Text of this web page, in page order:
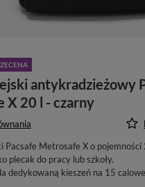
antykradzieżowy
X 20 l - czarny
Pacsafe Metrosafe X o
plecak do pracy lub szkoły.
dedykowaną kieszeń na 15